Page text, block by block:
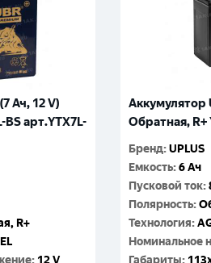
Ач, 12 V)
BS арт.YTX7L-
R+
: 12 V
Аккумулятор
Обратная, R+
Бренд:UPLUS
Емкость:6 Ач
Пусковой ток:
Полярность:
Технология:
Номинальное
Габариты: